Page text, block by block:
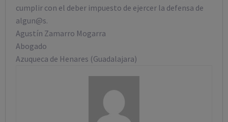
cumplir con el deber impuesto de ejercer la defensa de
algun@s.
Agustín Zamarro Mogarra
Abogado
Azuqueca de Henares (Guadalajara)